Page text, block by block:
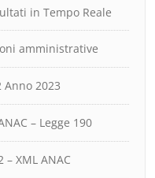
in Tempo Reale
amministrative
2023
– Legge 190
XML ANAC